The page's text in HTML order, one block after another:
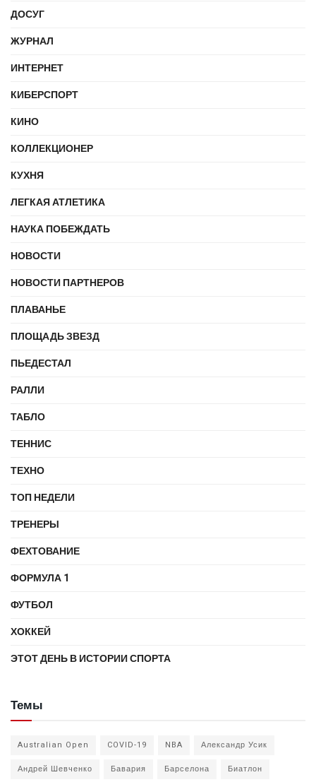
ДОСУГ
ЖУРНАЛ
ИНТЕРНЕТ
КИБЕРСПОРТ
КИНО
КОЛЛЕКЦИОНЕР
КУХНЯ
ЛЕГКАЯ АТЛЕТИКА
НАУКА ПОБЕЖДАТЬ
НОВОСТИ
НОВОСТИ ПАРТНЕРОВ
ПЛАВАНЬЕ
ПЛОЩАДЬ ЗВЕЗД
ПЬЕДЕСТАЛ
РАЛЛИ
ТАБЛО
ТЕННИС
ТЕХНО
ТОП НЕДЕЛИ
ТРЕНЕРЫ
ФЕХТОВАНИЕ
ФОРМУЛА 1
ФУТБОЛ
ХОККЕЙ
ЭТОТ ДЕНЬ В ИСТОРИИ СПОРТА
Темы
Australian Open COVID-19 NBA
Александр Усик
Андрей Шевченко
Бавария Барселона
Биатлон